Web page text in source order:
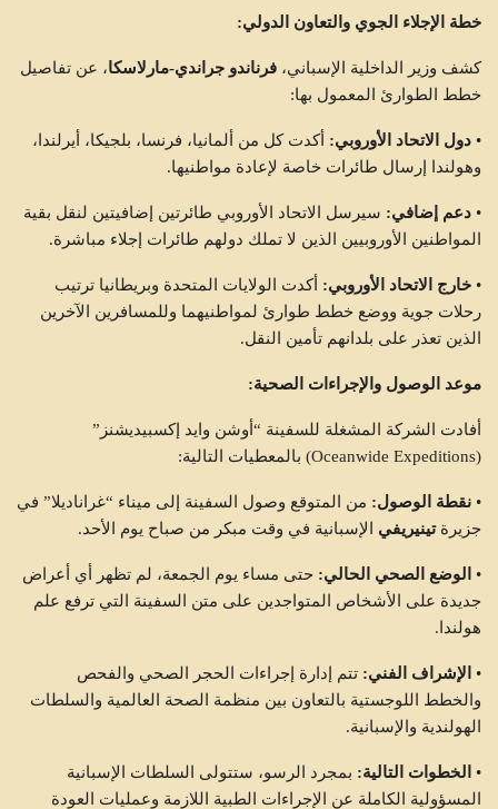
خطة الإجلاء الجوي والتعاون الدولي:
كشف وزير الداخلية الإسباني، فرناندو جراندي-مارلاسكا، عن تفاصيل
خطط الطوارئ المعمول بها:
• دول الاتحاد الأوروبي: أكدت كل من ألمانيا، فرنسا، بلجيكا، أيرلندا،
وهولندا إرسال طائرات خاصة لإعادة مواطنيها.
• دعم إضافي: سيرسل الاتحاد الأوروبي طائرتين إضافيتين لنقل بقية
المواطنين الأوروبيين الذين لا تملك دولهم طائرات إجلاء مباشرة.
• خارج الاتحاد الأوروبي: أكدت الولايات المتحدة وبريطانيا ترتيب
رحلات جوية ووضع خطط طوارئ لمواطنيهما وللمسافرين الآخرين
الذين تعذر على بلدانهم تأمين النقل.
موعد الوصول والإجراءات الصحية:
أفادت الشركة المشغلة للسفينة “أوشن وايد إكسبيديشنز”
(Oceanwide Expeditions) بالمعطيات التالية:
• نقطة الوصول: من المتوقع وصول السفينة إلى ميناء “غراناديلا” في
جزيرةتينيريفي الإسبانية في وقت مبكر من صباح يوم الأحد.
• الوضع الصحي الحالي: حتى مساء يوم الجمعة، لم تظهر أي أعراض
جديدة على الأشخاص المتواجدين على متن السفينة التي ترفع علم
هولندا.
• الإشراف الفني: تتم إدارة إجراءات الحجر الصحي والفحص
والخطط اللوجستية بالتعاون بين منظمة الصحة العالمية والسلطات
الهولندية والإسبانية.
• الخطوات التالية: بمجرد الرسو، ستتولى السلطات الإسبانية
المسؤولية الكاملة عن الإجراءات الطبية اللازمة وعمليات العودة